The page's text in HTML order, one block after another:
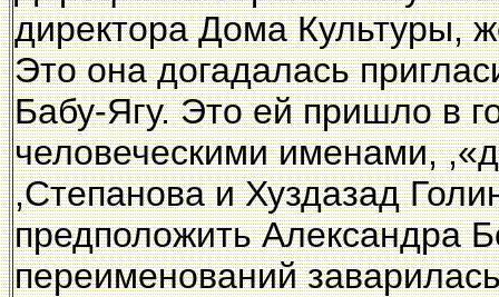
директора Дома Культуры,
Это она догадалась
Бабу-Ягу. Это ей пришло в
человеческими именами,
,Степанова и Хуздазад
предположить Александра
переименований